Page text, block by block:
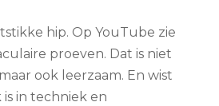
hip. Op YouTube zie
proeven. Dat is niet
ook leerzaam. En wist
in techniek en